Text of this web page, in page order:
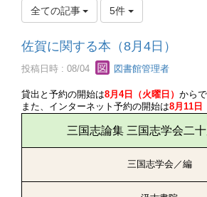
全ての記事 5件
佐賀に関する本（8月4日）
投稿日時 : 08/04 図書館管理者
貸出と予約の開始は8月4日（火曜日） からで
また、インターネット予約の開始は8月11日
三国志論集 三国志学会二
三国志学会／編